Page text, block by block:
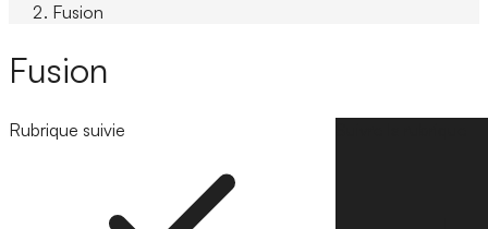
Fusion
Fusion
Rubrique suivie